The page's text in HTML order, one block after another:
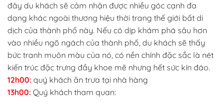
đây du khách sẽ cảm nhận được nhiều góc cạnh đa
dạng khác ngoài thương hiệu thời trang thế giới bất di
dịch của thành phố này. Nếu có dịp khám phá sâu hơn
vào nhiều ngõ ngách của thành phố, du khách sẽ thấy
bức tranh muôn màu của nó, có nền chính đặc sắc là nét
kiến trúc đặc trưng đầy khoe mẽ nhưng hết sức kín đáo.
12h00: quý khách ăn trưa tại nhà hàng
13h00: Quý khách tham quan: